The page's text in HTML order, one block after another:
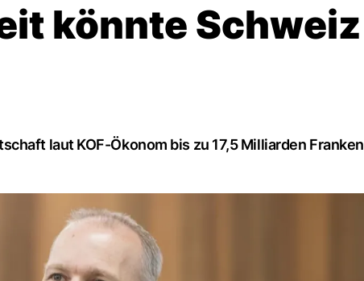
könnte Schweiz
laut KOF-Ökonom bis zu 17,5 Milliarden Franken